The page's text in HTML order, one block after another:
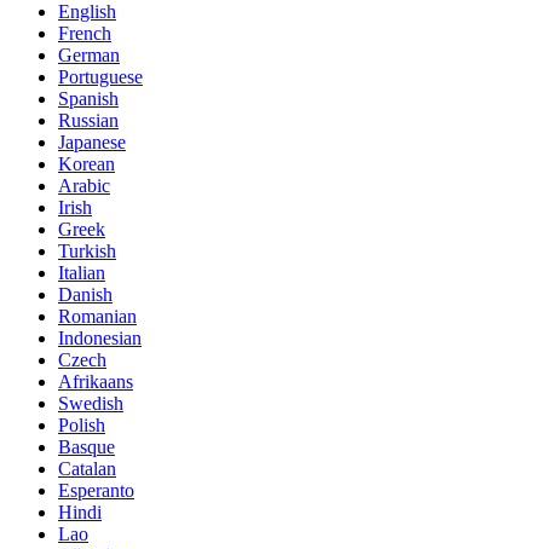
English
French
German
Portuguese
Spanish
Russian
Japanese
Korean
Arabic
Irish
Greek
Turkish
Italian
Danish
Romanian
Indonesian
Czech
Afrikaans
Swedish
Polish
Basque
Catalan
Esperanto
Hindi
Lao